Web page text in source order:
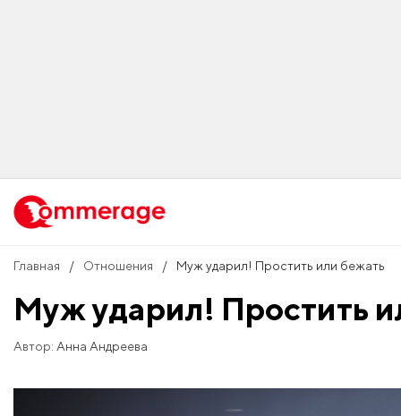
Главная Отношения Муж ударил! Простить или бежать
Муж ударил! Простить
Автор: Анна Андреева